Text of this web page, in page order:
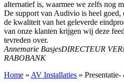
alternatief is, waarmee we zelfs nog
De support van Audivio is heel goed,
de kwaliteit van het geleverde
van onze klanten krijgen wij deze
tevreden over.
Annemarie BasjesDIRECTEUR
RABOBANK
Home » AV Installaties »